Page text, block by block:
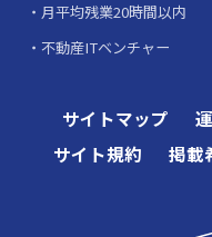
月平均残業20時間以内
不動産ITベンチャー
サイトマップ
サイト規約
掲載